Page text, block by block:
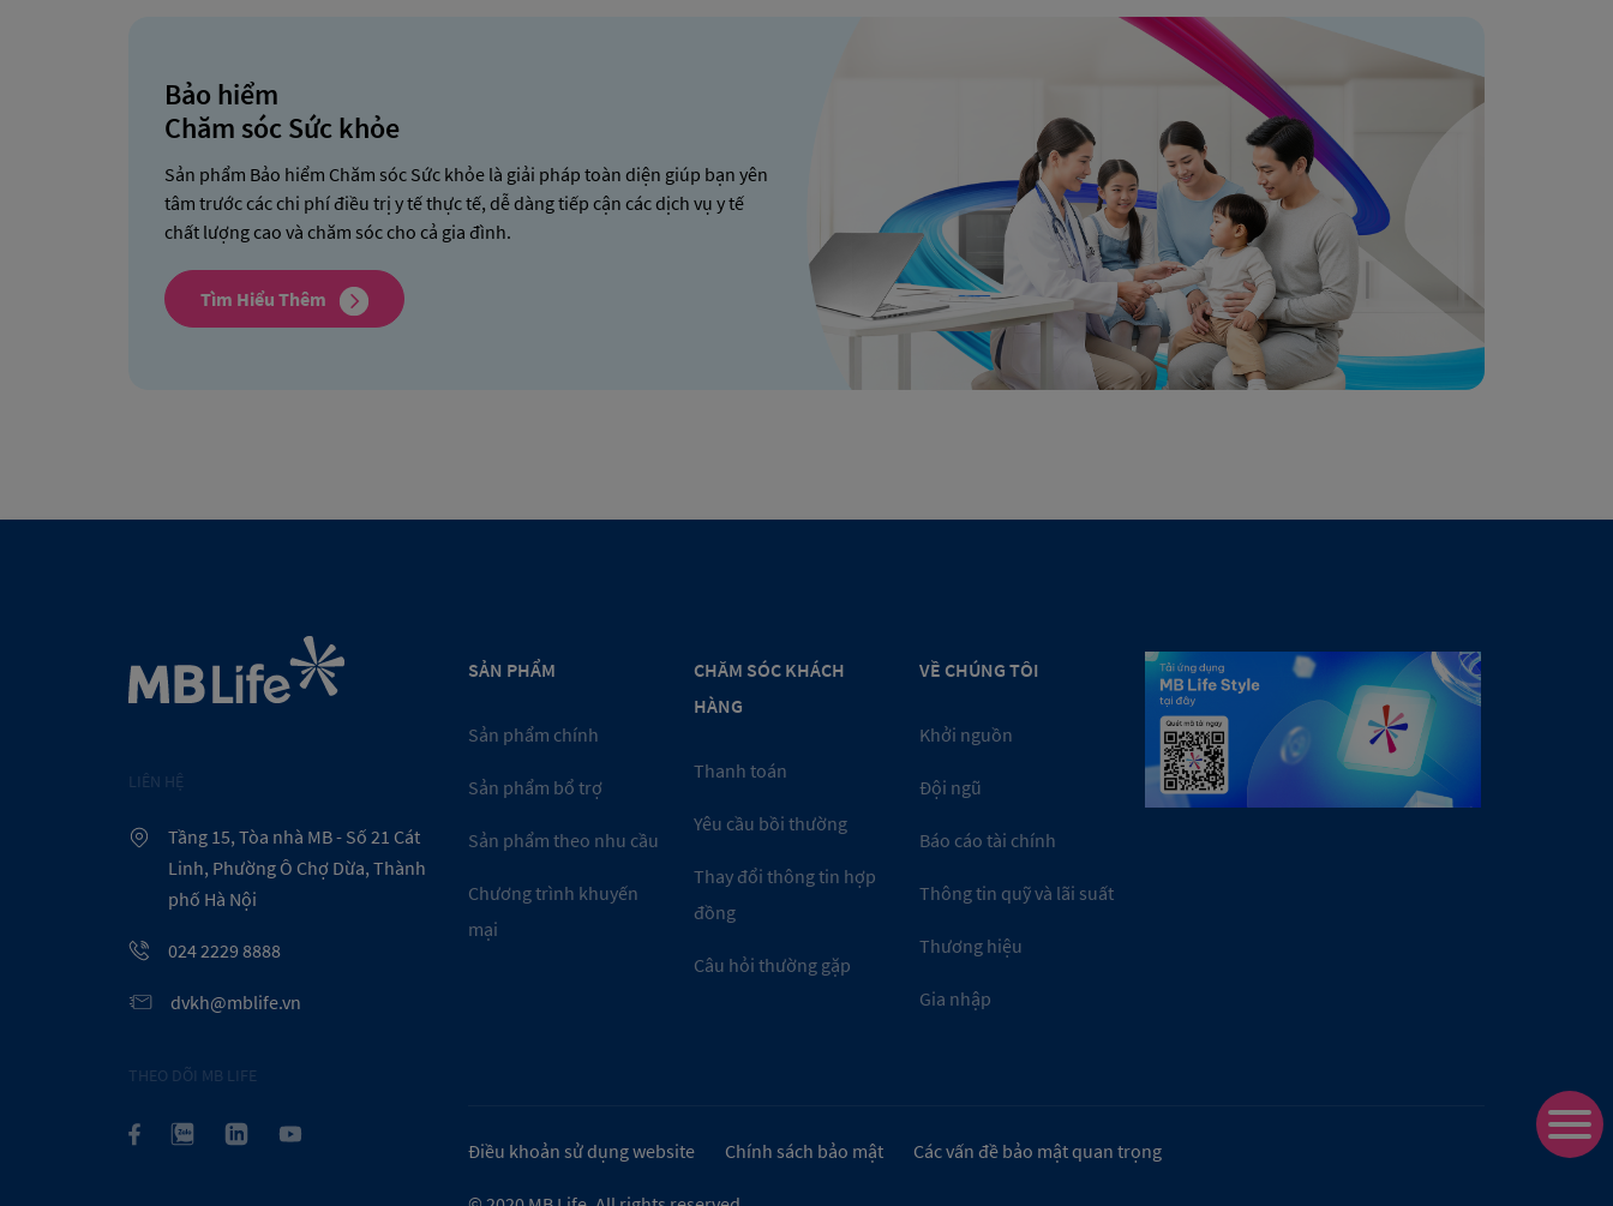
Bảo hiểm
Chăm sóc Sức khỏe
Sản phẩm Bảo hiểm Chăm sóc Sức khỏe là giải pháp toàn diện giúp bạn yên
tâm trước các chi phí điều trị y tế thực tế, dễ dàng tiếp cận các dịch vụ y tế
chất lượng cao và chăm sóc cho cả gia đình.
Tìm Hiểu Thêm
LIÊN HỆ
Tầng 15, Tòa nhà MB - Số 21 Cát
Linh, Phường Ô Chợ Dừa, Thành
phố Hà Nội
024 2229 8888
dvkh@mblife.vn
THEO DÕI MB LIFE
SẢN PHẨM
Sản phẩm chính
Sản phẩm bổ trợ
Sản phẩm theo nhu cầu
Chương trình khuyến
mại
CHĂM SÓC KHÁCH
HÀNG
Thanh toán
Yêu cầu bồi thường
Thay đổi thông tin hợp
đồng
Câu hỏi thường gặp
VỀ CHÚNG TÔI
Khởi nguồn
Đội ngũ
Báo cáo tài chính
Thông tin quỹ và lãi suất
Thương hiệu
Gia nhập
Điều khoản sử dụng website Chính sách bảo mật Các vấn đề bảo mật quan trọng